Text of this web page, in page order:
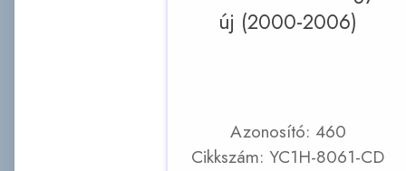
új (2000-2006)
Azonosító: 460
Cikkszám: YC1H-8061-CD